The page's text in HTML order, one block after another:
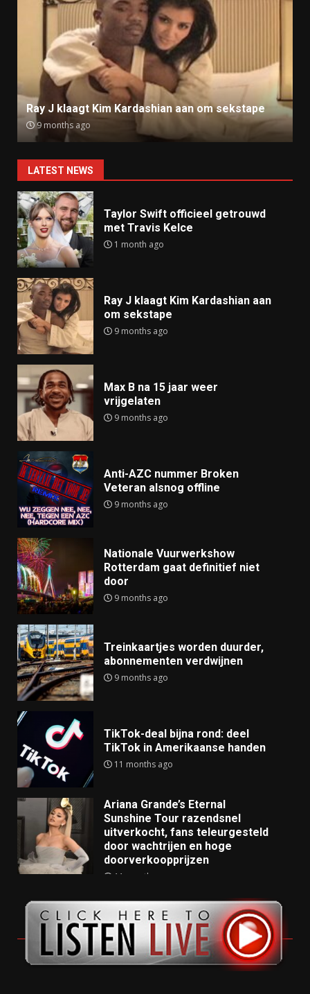
Ray J klaagt Kim Kardashian aan om sekstape
9 months ago
LATEST NEWS
Taylor Swift officieel getrouwd
met Travis Kelce
1 month ago
Ray J klaagt Kim Kardashian aan
om sekstape
9 months ago
Max B na 15 jaar weer
vrijgelaten
9 months ago
Anti-AZC nummer Broken
Veteran alsnog offline
9 months ago
Nationale Vuurwerkshow
Rotterdam gaat definitief niet
door
9 months ago
Treinkaartjes worden duurder,
abonnementen verdwijnen
9 months ago
TikTok-deal bijna rond: deel
TikTok in Amerikaanse handen
11 months ago
Ariana Grande’s Eternal
Sunshine Tour razendsnel
uitverkocht, fans teleurgesteld
door wachtrijen en hoge
doorverkoopprijzen
11 months ago